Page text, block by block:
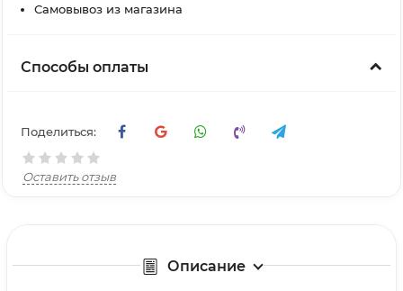
Самовывоз из магазина
Способы оплаты
Поделиться:
Оставить отзыв
Описание